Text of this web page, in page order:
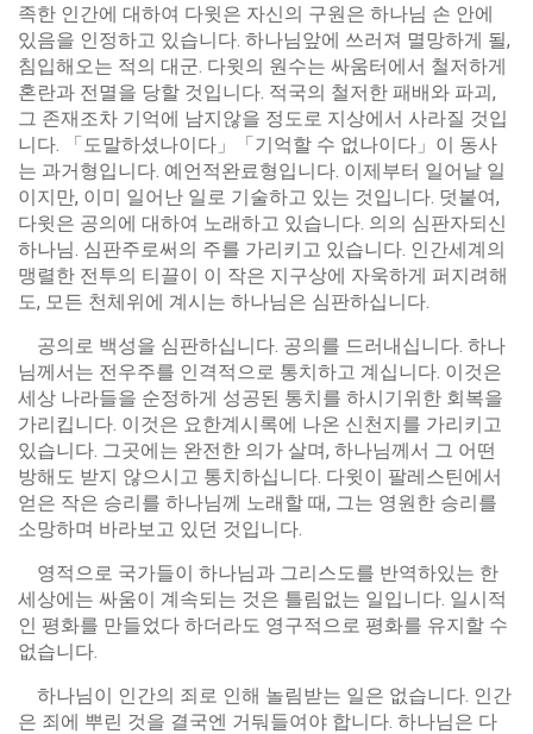
족한 인간에 대하여 다윗은 자신의 구원은 하나님 손 안에
있음을 인정하고 있습니다. 하나님앞에 쓰러져 멸망하게 될,
침입해오는 적의 대군. 다윗의 원수는 싸움터에서 철저하게
혼란과 전멸을 당할 것입니다. 적국의 철저한 패배와 파괴,
그 존재조차 기억에 남지않을 정도로 지상에서 사라질 것입
니다. 「도말하셨나이다」「기억할 수 없나이다」이 동사
는 과거형입니다. 예언적완료형입니다. 이제부터 일어날 일
이지만, 이미 일어난 일로 기술하고 있는 것입니다. 덧붙여,
다윗은 공의에 대하여 노래하고 있습니다. 의의 심판자되신
하나님. 심판주로써의 주를 가리키고 있습니다. 인간세계의
맹렬한 전투의 티끌이 이 작은 지구상에 자욱하게 퍼지려해
도, 모든 천체위에 계시는 하나님은 심판하십니다.
공의로 백성을 심판하십니다. 공의를 드러내십니다. 하나
님께서는 전우주를 인격적으로 통치하고 계십니다. 이것은
세상 나라들을 순정하게 성공된 통치를 하시기위한 회복을
가리킵니다. 이것은 요한계시록에 나온 신천지를 가리키고
있습니다. 그곳에는 완전한 의가 살며, 하나님께서 그 어떤
방해도 받지 않으시고 통치하십니다. 다윗이 팔레스틴에서
얻은 작은 승리를 하나님께 노래할 때, 그는 영원한 승리를
소망하며 바라보고 있던 것입니다.
영적으로 국가들이 하나님과 그리스도를 반역하있는 한
세상에는 싸움이 계속되는 것은 틀림없는 일입니다. 일시적
인 평화를 만들었다 하더라도 영구적으로 평화를 유지할 수
없습니다.
하나님이 인간의 죄로 인해 놀림받는 일은 없습니다. 인간
은 죄에 뿌린 것을 결국엔 거둬들여야 합니다. 하나님은 다